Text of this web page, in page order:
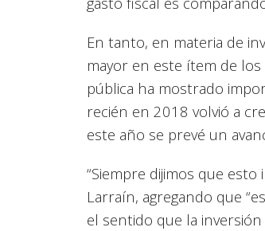
En tanto, en materia de
mayor en este ítem de
pública ha mostrado
recién en 2018 volvió a
este año se prevé un
“Siempre dijimos que esto
Larraín, agregando que
el sentido que la